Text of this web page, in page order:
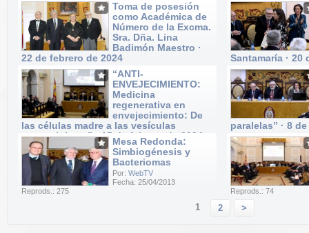
Toma de posesión
como Académica de
Número de la Excma.
Sra. Dña. Lina
Badimón Maestro ·
22 de febrero de 2024
Por:WebTV
Fecha: 22/02/2024
Reprods.: 40
Santamaría · 20
Por:WebTV
Fecha: 20/02/2024
Reprods.: 52
“ANTI-
ENVEJECIMIENTO:
Medicina
regenerativa en
envejecimiento: De
las células madre a las vesículas
extracelulares” · 15 de febrero de 2024
Por:WebTV
Fecha: 15/02/2024
Reprods.: 37
paralelas” · 8
Por:WebTV
Fecha: 08/02/2024
Reprods.: 20
Mesa Redonda:
Simbiogénesis y
Bacteriomas
Por: WebTV
Fecha: 25/04/2013
Reprods.: 275
Reprods.: 74
1 2 >